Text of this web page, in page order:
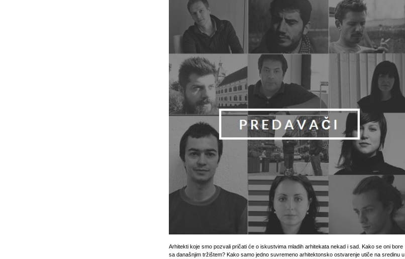
Arhitekti koje smo pozvali pričati će o iskustvima mladih arhitekata nekad i sad. Kako se oni bore
sa današnjim tržištem? Kako samo jedno suvremeno arhitektonsko ostvarenje utiče na sredinu u